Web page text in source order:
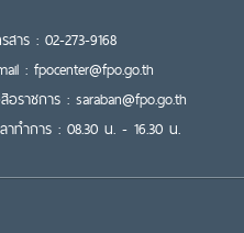
รสาร : 02-273-9168
: fpocenter@fpo.go.th
อราชการ : saraban@fpo.go.th
ลาทำการ : 08.30 น. - 16.30 น.